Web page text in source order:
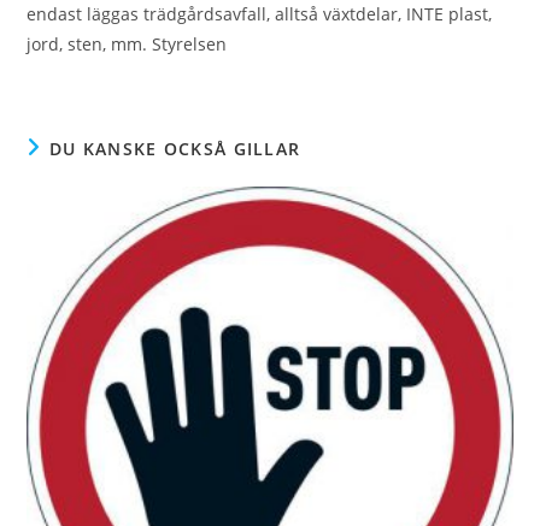
endast läggas trädgårdsavfall, alltså växtdelar, INTE plast,
jord, sten, mm. Styrelsen
DU KANSKE OCKSÅ GILLAR